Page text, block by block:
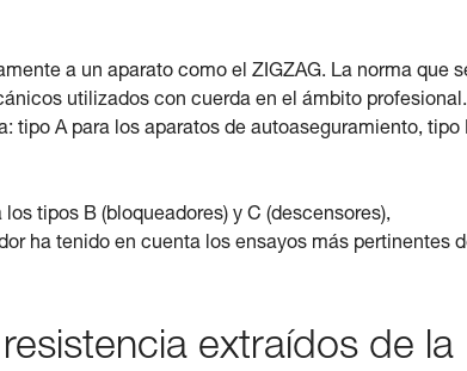
a un aparato como el ZIGZAG. La norma que
utilizados con cuerda en el ámbito
tipo A para los aparatos de autoaseguramiento, tipo
tipos B (bloqueadores) y C (descensores),
ha tenido en cuenta los ensayos más pertinentes
extraídos de la